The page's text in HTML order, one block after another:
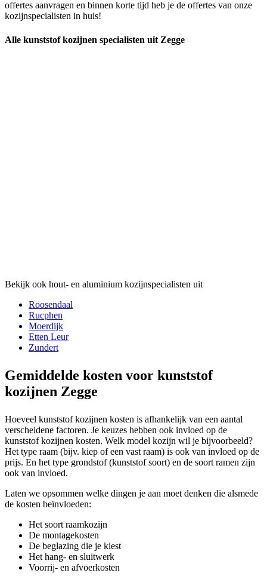
offertes aanvragen en binnen korte tijd heb je de offertes van onze
kozijnspecialisten in huis!
Alle kunststof kozijnen specialisten uit Zegge
Bekijk ook hout- en aluminium kozijnspecialisten uit
Roosendaal
Rucphen
Moerdijk
Etten Leur
Zundert
Gemiddelde kosten voor kunststof
kozijnen Zegge
Hoeveel kunststof kozijnen kosten is afhankelijk van een aantal
verscheidene factoren. Je keuzes hebben ook invloed op de
kunststof kozijnen kosten. Welk model kozijn wil je bijvoorbeeld?
Het type raam (bijv. kiep of een vast raam) is ook van invloed op de
prijs. En het type grondstof (kunststof soort) en de soort ramen zijn
ook van invloed.
Laten we opsommen welke dingen je aan moet denken die alsmede
de kosten beïnvloeden:
Het soort raamkozijn
De montagekosten
De beglazing die je kiest
Het hang- en sluitwerk
Voorrij- en afvoerkosten